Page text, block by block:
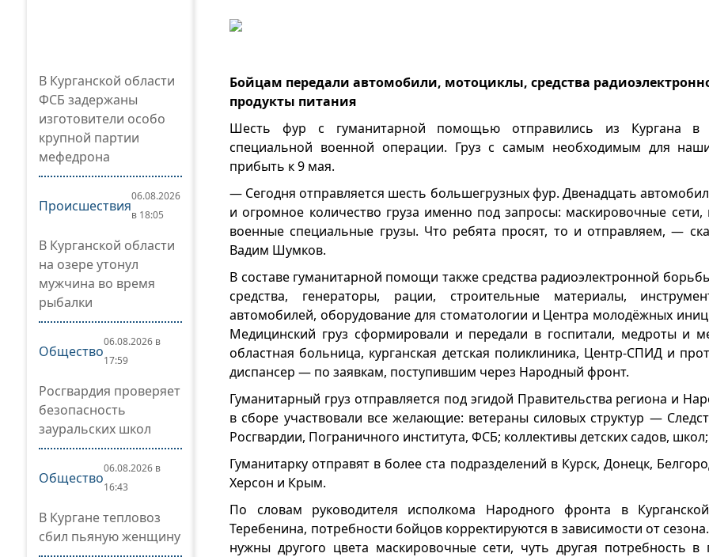
В Курганской области
ФСБ задержаны
изготовители особо
крупной партии
мефедрона
Происшествия
06.08.2026
в 18:05
В Курганской области
на озере утонул
мужчина во время
рыбалки
Общество
06.08.2026 в
17:59
Росгвардия проверяет
безопасность
зауральских школ
Общество
06.08.2026 в
16:43
В Кургане тепловоз
сбил пьяную женщину
Бойцам передали автомобили, мотоциклы, средства
продукты питания
Шесть фур с гуманитарной помощью отправились из Кургана в
специальной военной операции. Груз с самым необходимым для
прибыть к 9 мая.
— Сегодня отправляется шесть большегрузных фур. Двенадцать
и огромное количество груза именно под запросы: маскировочные сети,
военные специальные грузы. Что ребята просят, то и отправляем, —
Вадим Шумков.
В составе гуманитарной помощи также средства радиоэлектронной
средства, генераторы, рации, строительные материалы,
автомобилей, оборудование для стоматологии и Центра молодёжных
Медицинский груз сформировали и передали в госпитали, медроты и
областная больница, курганская детская поликлиника, Центр-СПИД и
диспансер — по заявкам, поступившим через Народный фронт.
Гуманитарный груз отправляется под эгидой Правительства региона и
в сборе участвовали все желающие: ветераны силовых структур —
Росгвардии, Пограничного института, ФСБ; коллективы детских садов,
Гуманитарку отправят в более ста подразделений в Курск, Донецк,
Херсон и Крым.
По словам руководителя исполкома Народного фронта в
Теребенина, потребности бойцов корректируются в зависимости от
нужны другого цвета маскировочные сети, чуть другая потребность в